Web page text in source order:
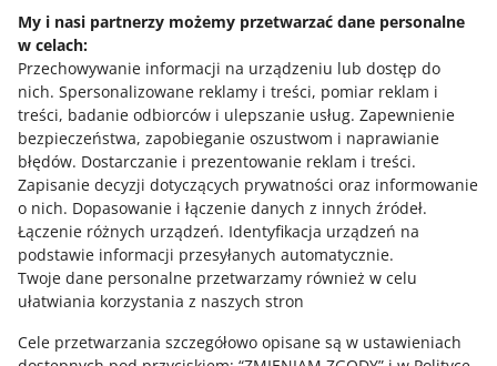
My i nasi partnerzy możemy przetwarzać dane personalne
w celach:
Przechowywanie informacji na urządzeniu lub dostęp do
nich. Spersonalizowane reklamy i treści, pomiar reklam i
treści, badanie odbiorców i ulepszanie usług. Zapewnienie
bezpieczeństwa, zapobieganie oszustwom i naprawianie
błędów. Dostarczanie i prezentowanie reklam i treści.
Zapisanie decyzji dotyczących prywatności oraz informowanie
o nich. Dopasowanie i łączenie danych z innych źródeł.
Łączenie różnych urządzeń. Identyfikacja urządzeń na
podstawie informacji przesyłanych automatycznie.
Twoje dane personalne przetwarzamy również w celu
ułatwiania korzystania z naszych stron
Cele przetwarzania szczegółowo opisane są w ustawieniach
kupujących
SZYBKA WSKAZÓWKA 3 MIN
Poznaj Allegro Ads i rozwijaj swój
biznes
SZYBKA WSKAZÓWKA 4 MIN
Reklama Allegro Ads w kilku krokach
SZYBKA WSKAZÓWKA
Allegro Ads
Potrzebujesz pomocy?
Skontaktuj się z nami
Zapytaj społeczność
Zajrzyj na Allegro Gadane